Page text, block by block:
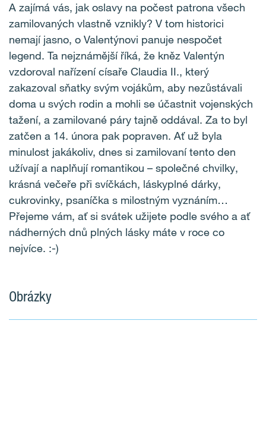
A zajímá vás, jak oslavy na počest patrona všech
zamilovaných vlastně vznikly? V tom historici
nemají jasno, o Valentýnovi panuje nespočet
legend. Ta nejznámější říká, že kněz Valentýn
vzdoroval nařízení císaře Claudia II., který
zakazoval sňatky svým vojákům, aby nezůstávali
doma u svých rodin a mohli se účastnit vojenských
tažení, a zamilované páry tajně oddával. Za to byl
zatčen a 14. února pak popraven. Ať už byla
minulost jakákoliv, dnes si zamilovaní tento den
užívají a naplňují romantikou – společné chvilky,
krásná večeře při svíčkách, láskyplné dárky,
cukrovinky, psaníčka s milostným vyznáním…
Přejeme vám, ať si svátek užijete podle svého a ať
nádherných dnů plných lásky máte v roce co
nejvíce. :-)
Obrázky